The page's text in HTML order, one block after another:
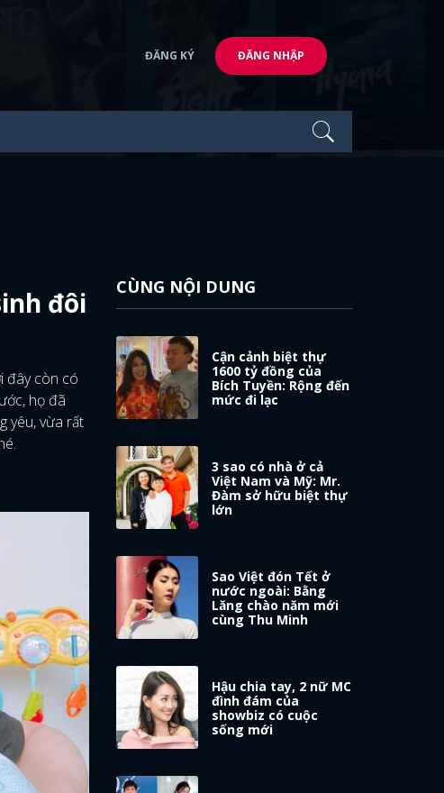
ĐĂNG KÝ ĐĂNG NHẬP
đôi
đây còn có
họ đã
yêu, vừa rất
CÙNG NỘI DUNG
Cận cảnh biệt thự
1600 tỷ đồng của
Bích Tuyền: Rộng đến
mức đi lạc
3 sao có nhà ở cả
Việt Nam và Mỹ: Mr.
Đàm sở hữu biệt thự
lớn
Sao Việt đón Tết ở
nước ngoài: Bằng
Lăng chào năm mới
cùng Thu Minh
Hậu chia tay, 2 nữ MC
đình đám của
showbiz có cuộc
sống mới